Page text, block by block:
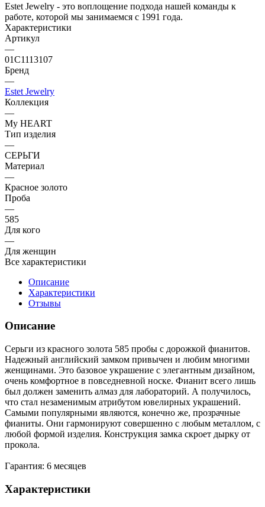
Estet Jewelry - это воплощение подхода нашей команды к
работе, которой мы занимаемся с 1991 года.
Характеристики
Артикул
—
01С1113107
Бренд
—
Estet Jewelry
Коллекция
—
My HEART
Тип изделия
—
СЕРЬГИ
Материал
—
Красное золото
Проба
—
585
Для кого
—
Для женщин
Все характеристики
Описание
Характеристики
Отзывы
Описание
Серьги из красного золота 585 пробы с дорожкой фианитов.
Надежный английский замком привычен и любим многими
женщинами. Это базовое украшение с элегантным дизайном,
очень комфортное в повседневной носке. Фианит всего лишь
был должен заменить алмаз для лабораторий. А получилось,
что стал незаменимым атрибутом ювелирных украшений.
Самыми популярными являются, конечно же, прозрачные
фианиты. Они гармонируют совершенно с любым металлом, с
любой формой изделия. Конструкция замка скроет дырку от
прокола.
Гарантия: 6 месяцев
Характеристики